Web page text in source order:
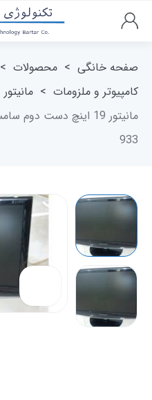
صفحه خانگی > محصولات >
کامپیوتر و ملزومات > مانیتور
933